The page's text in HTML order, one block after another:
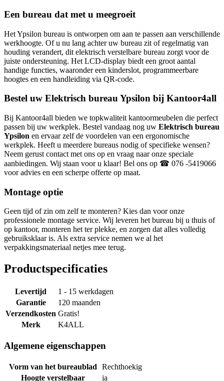
Een bureau dat met u meegroeit
Het Ypsilon bureau is ontworpen om aan te passen aan verschillende
werkhoogte. Of u nu lang achter uw bureau zit of regelmatig van
houding verandert, dit elektrisch verstelbare bureau zorgt voor de
juiste ondersteuning. Het LCD-display biedt een groot aantal
handige functies, waaronder een kinderslot, programmeerbare
hoogtes en een handleiding via QR-code.
Bestel uw Elektrisch bureau Ypsilon bij Kantoor4all
Bij Kantoor4all bieden we topkwaliteit kantoormeubelen die perfect
passen bij uw werkplek. Bestel vandaag nog uw Elektrisch bureau
Ypsilon en ervaar zelf de voordelen van een ergonomische
werkplek. Heeft u meerdere bureaus nodig of specifieke wensen?
Neem gerust contact met ons op en vraag naar onze speciale
aanbiedingen. Wij staan voor u klaar! Bel ons op ☎ 076 -5419066
voor advies en een scherpe offerte op maat.
Montage optie
Geen tijd of zin om zelf te monteren? Kies dan voor onze
professionele montage service. Wij leveren het bureau bij u thuis of
op kantoor, monteren het ter plekke, en zorgen dat alles volledig
gebruiksklaar is. Als extra service nemen we al het
verpakkingsmateriaal netjes mee terug.
Productspecificaties
Levertijd
1 - 15 werkdagen
Garantie
120 maanden
Verzendkosten Gratis!
Merk
K4ALL
Algemene eigenschappen
Vorm van het bureaublad
Rechthoekig
Hoogte verstelbaar
ja